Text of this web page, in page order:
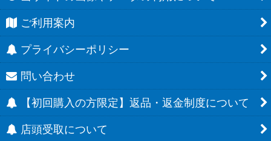
ご利用案内
プライバシーポリシー
問い合わせ
【初回購入の方限定】返品・返金制度について
店頭受取について